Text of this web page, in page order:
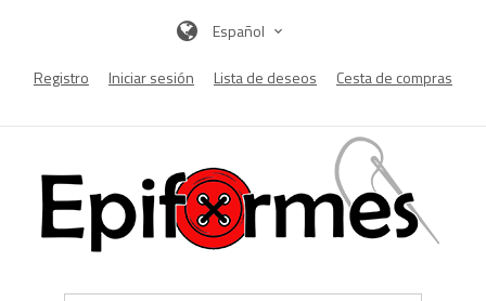
Español
Registro Iniciar sesión Lista de deseos Cesta de compras